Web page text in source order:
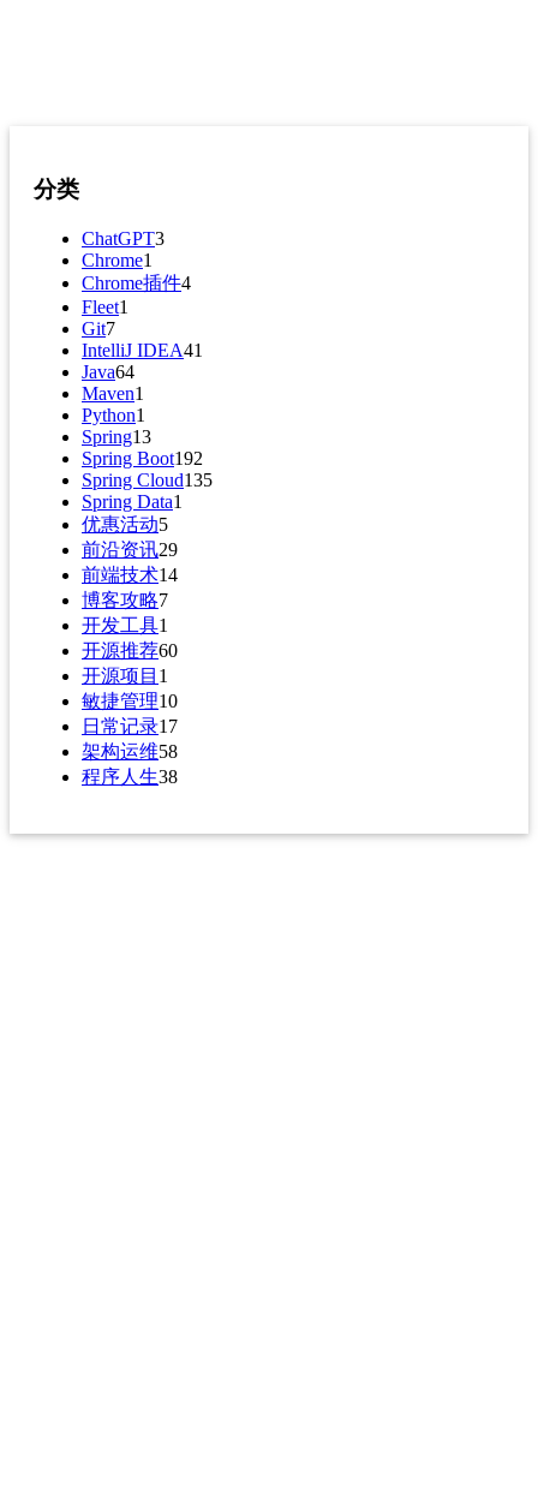
分类
ChatGPT3
Chrome1
Chrome插件4
Fleet1
Git7
IntelliJ IDEA41
Java64
Maven1
Python1
Spring13
Spring Boot192
Spring Cloud135
Spring Data1
优惠活动5
前沿资讯29
前端技术14
博客攻略7
开发工具1
开源推荐60
开源项目 1
敏捷管理10
日常记录17
架构运维58
程序人生38